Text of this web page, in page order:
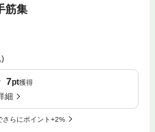
筋集
)
7pt獲得
細
さらにポイント+2%